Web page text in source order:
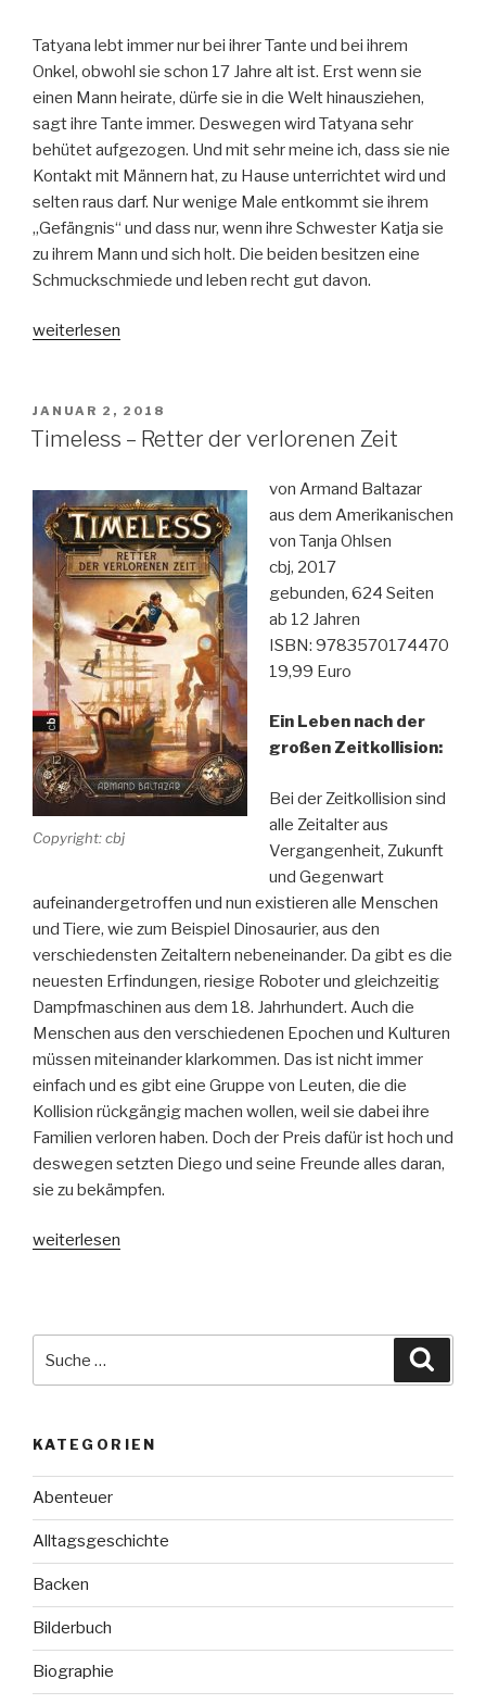
Tatyana lebt immer nur bei ihrer Tante und bei ihrem
Onkel, obwohl sie schon 17 Jahre alt ist. Erst wenn sie
einen Mann heirate, dürfe sie in die Welt hinausziehen,
sagt ihre Tante immer. Deswegen wird Tatyana sehr
behütet aufgezogen. Und mit sehr meine ich, dass sie nie
Kontakt mit Männern hat, zu Hause unterrichtet wird und
selten raus darf. Nur wenige Male entkommt sie ihrem
„Gefängnis“ und dass nur, wenn ihre Schwester Katja sie
zu ihrem Mann und sich holt. Die beiden besitzen eine
Schmuckschmiede und leben recht gut davon.
„Royal
Königreich
aus
weiterlesen
VERÖFFENTLICHT
AM
JANUAR 2, 2018
Timeless – Retter der verlorenen Zeit
Copyright: cbj
von Armand Baltazar
aus dem Amerikanischen
von Tanja Ohlsen
cbj, 2017
gebunden, 624 Seiten
ab 12 Jahren
ISBN: 9783570174470
19,99 Euro
Ein Leben nach der
großen Zeitkollision:
Bei der Zeitkollision sind
alle Zeitalter aus
Vergangenheit, Zukunft
und Gegenwart
aufeinandergetroffen und nun existieren alle Menschen
und Tiere, wie zum Beispiel Dinosaurier, aus den
verschiedensten Zeitaltern nebeneinander. Da gibt es die
neuesten Erfindungen, riesige Roboter und gleichzeitig
Dampfmaschinen aus dem 18. Jahrhundert. Auch die
Menschen aus den verschiedenen Epochen und Kulturen
müssen miteinander klarkommen. Das ist nicht immer
einfach und es gibt eine Gruppe von Leuten, die die
Kollision rückgängig machen wollen, weil sie dabei ihre
Familien verloren haben. Doch der Preis dafür ist hoch und
deswegen setzten Diego und seine Freunde alles daran,
sie zu bekämpfen.
„Timeless
verlorenen
Zeit“
weiterlesen
nach:
KATEGORIEN
Abenteuer
Alltagsgeschichte
Backen
Bilderbuch
Biographie